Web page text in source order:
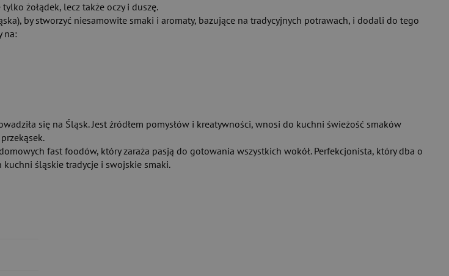
żołądek, lecz także oczy i duszę.
by stworzyć niesamowite smaki i aromaty, bazujące na tradycyjnych potrawach, i dodali do tego
na:
się na Śląsk. Jest źródłem pomysłów i kreatywności, wnosi do kuchni świeżość smaków
fast foodów, który zaraża pasją do gotowania wszystkich wokół. Perfekcjonista, który dba o
kuchni śląskie tradycje i swojskie smaki.